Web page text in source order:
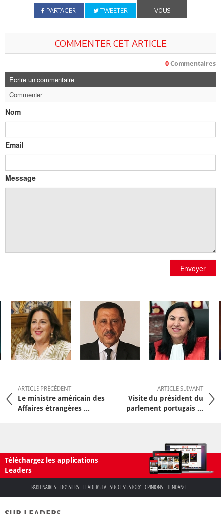
PARTAGER TWEETER
VOUS
COMMENTER CET ARTICLE
0 Commentaires
Ecrire un commentaire
Commenter
Nom
Email
Message
Envoyer
ARTICLE PRÉCÉDENT
Le ministre américain des
Affaires étrangères ...
ARTICLE SUIVANT
Visite du président du
parlement portugais ...
Téléchargez les applications
Leaders
PARTENAIRES DOSSIERS LEADERS TV SUCCESS STORY OPINIONS TENDANCE